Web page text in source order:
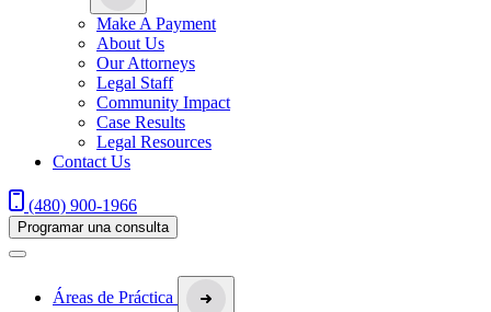
Make A Payment
About Us
Our Attorneys
Legal Staff
Community Impact
Case Results
Legal Resources
Contact Us
(480) 900-1966
Programar una consulta
Áreas de Práctica